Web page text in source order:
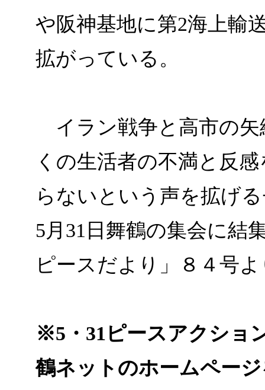
や阪神基地に第2海上輸
拡がっている。
イラン戦争と高市の矢
くの生活者の不満と反
らないという声を拡げ
5月31日舞鶴の集会に
ピースだより」８４号よ
※5・31ピースアクショ
鶴ネットのホームペー